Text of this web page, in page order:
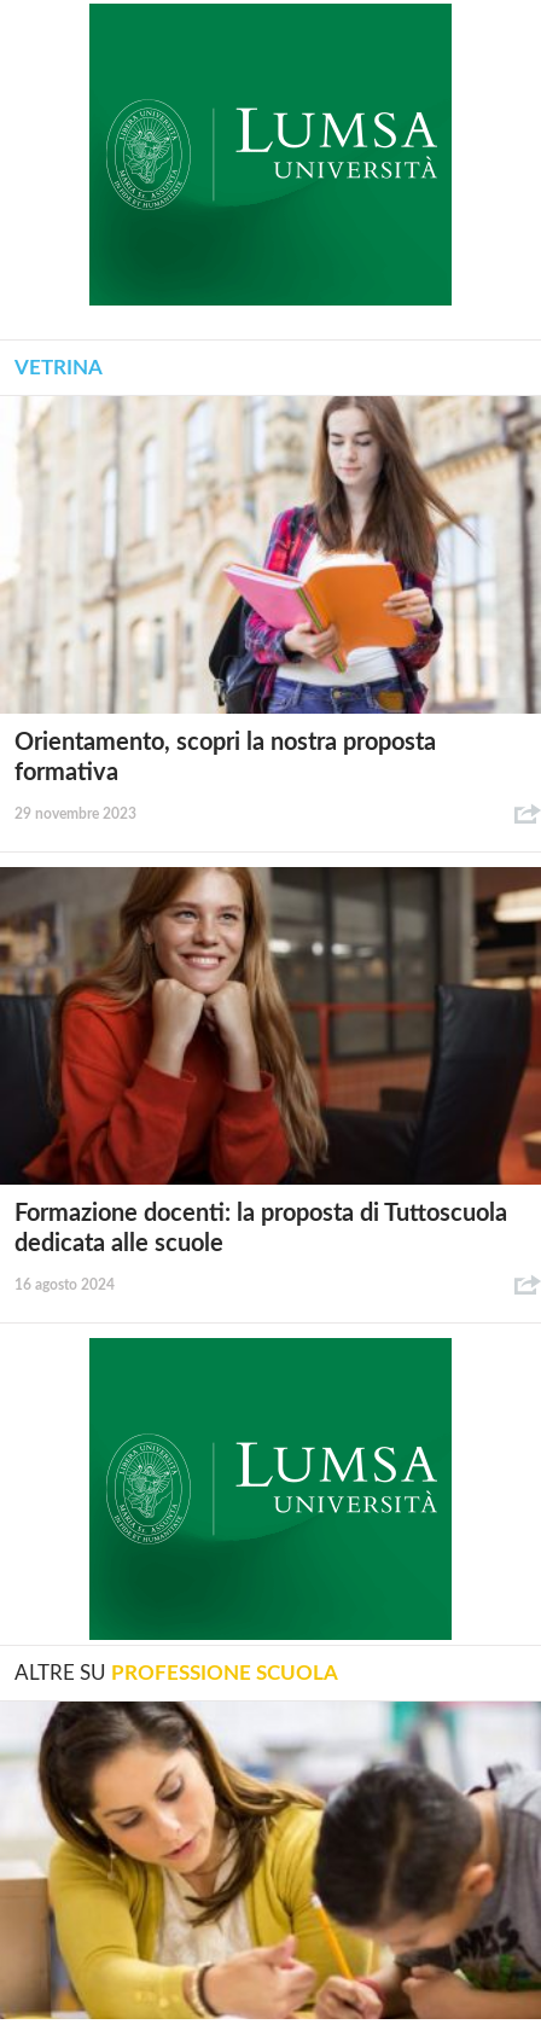
VETRINA
Orientamento, scopri la nostra proposta
formativa
29 novembre 2023
Formazione docenti: la proposta di Tuttoscuola
dedicata alle scuole
16 agosto 2024
ALTRE SU PROFESSIONE SCUOLA